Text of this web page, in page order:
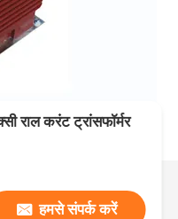
राल करंट ट्रांसफॉर्मर
हमसे संपर्क करें